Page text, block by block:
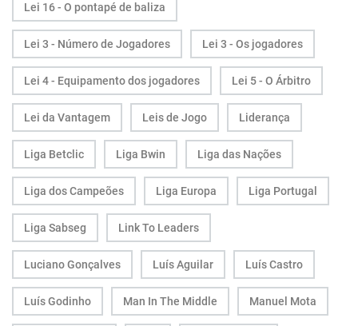
Lei 16 - O pontapé de baliza
Lei 3 - Número de Jogadores Lei 3 - Os jogadores
Lei 4 - Equipamento dos jogadores Lei 5 - O Árbitro
Lei da Vantagem Leis de Jogo Liderança
Liga Betclic Liga Bwin Liga das Nações
Liga dos Campeões Liga Europa Liga Portugal
Liga Sabseg Link To Leaders
Luciano Gonçalves Luís Aguilar Luís Castro
Luís Godinho Man In The Middle Manuel Mota